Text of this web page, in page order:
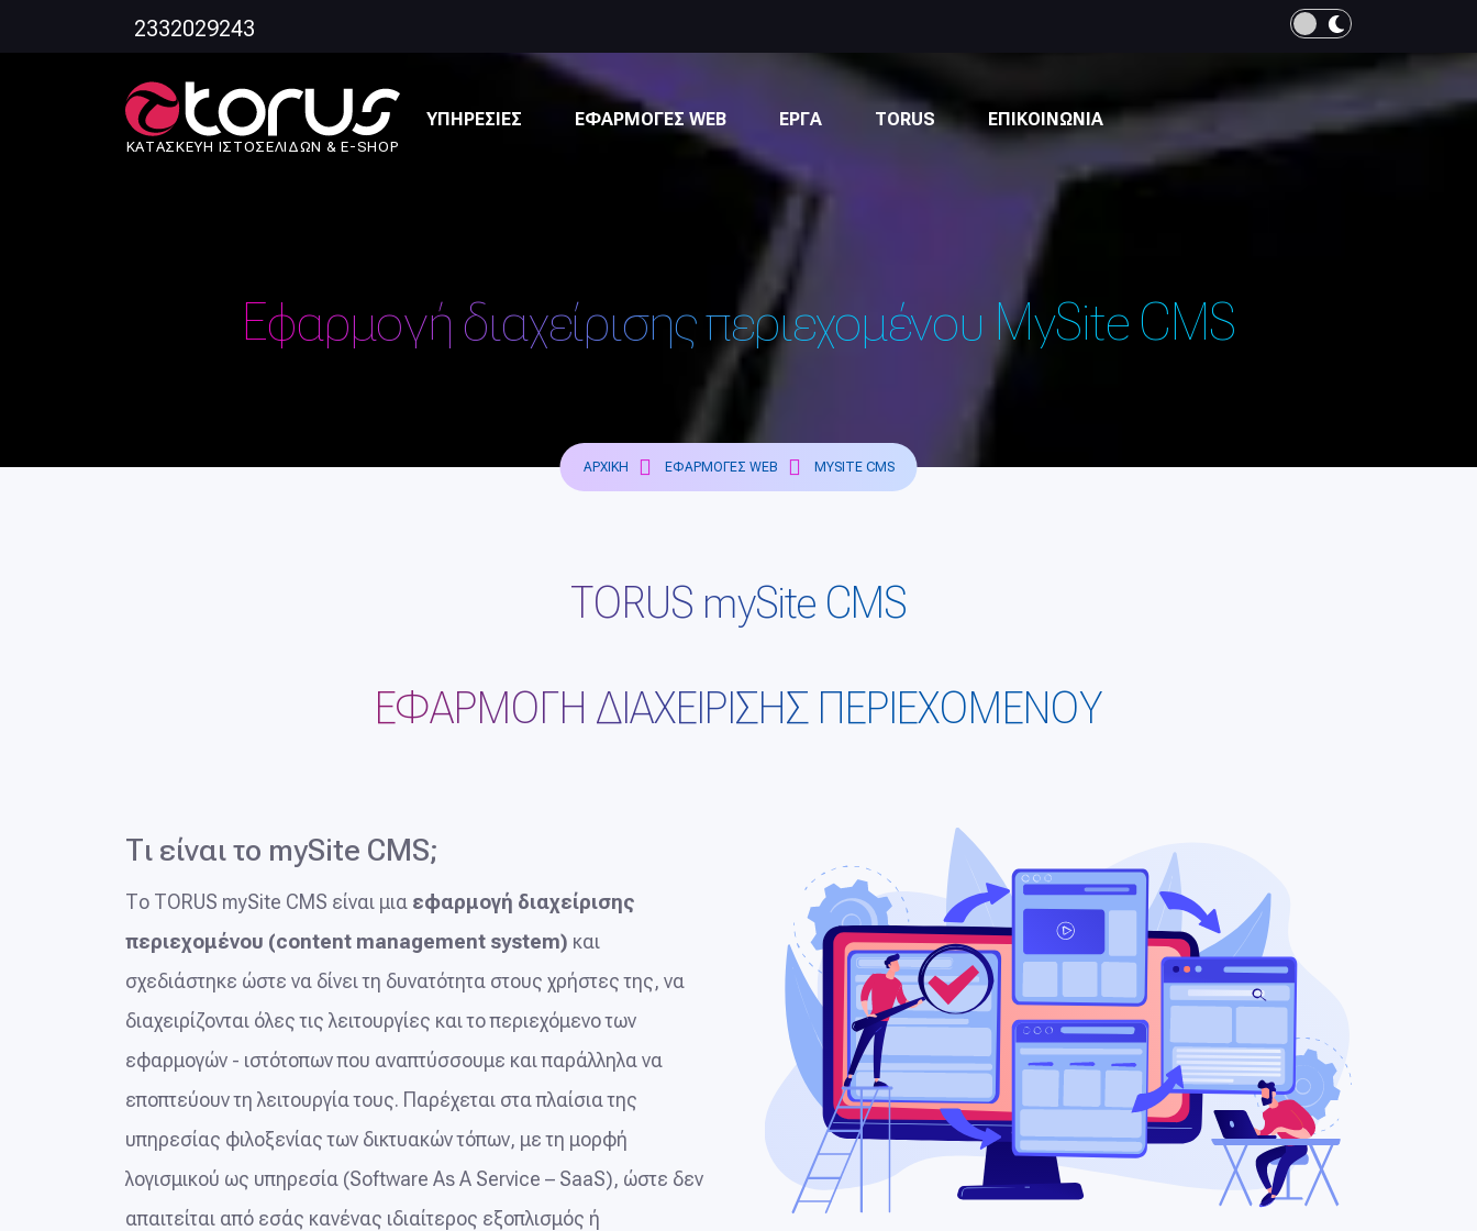
ΚΑΤΑΣΚΕΥΗ ΙΣΤΟΣΕΛΙΔΩΝ & E-SHOP
ΥΠΗΡΕΣΙΕΣ ΕΦΑΡΜΟΓΕΣ WEB ΕΡΓΑ TORUS ΕΠΙΚΟΙΝΩΝΙΑ
2332029243 Ενεργοποίηση /
Εφαρμογή διαχείρισης περιεχομένου MySite CMS
ΑΡΧΙΚΉ ΕΦΑΡΜΟΓΈΣ WEB MYSITE CMS
TORUS mySite CMS
ΕΦΑΡΜΟΓΗ ΔΙΑΧΕΙΡΙΣΗΣ ΠΕΡΙΕΧΟΜΕΝΟΥ
Τι είναι το mySite CMS;
Το TORUS mySite CMS είναι μια εφαρμογή διαχείρισης
περιεχομένου (content management system) και
σχεδιάστηκε ώστε να δίνει τη δυνατότητα στους χρήστες της, να
διαχειρίζονται όλες τις λειτουργίες και το περιεχόμενο των
εφαρμογών - ιστότοπων που αναπτύσσουμε και παράλληλα να
εποπτεύουν τη λειτουργία τους. Παρέχεται στα πλαίσια της
υπηρεσίας φιλοξενίας των δικτυακών τόπων, με τη μορφή
λογισμικού ως υπηρεσία (Software As A Service – SaaS), ώστε δεν
απαιτείται από εσάς κανένας ιδιαίτερος εξοπλισμός ή